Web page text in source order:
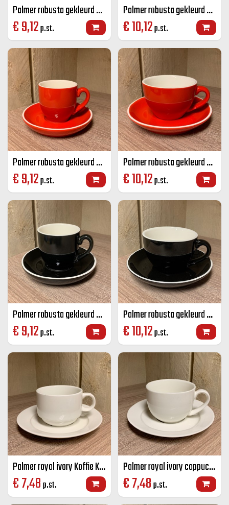
Palmer robusta gekleurd koffie K+S grijs 14 CL
€9,12p.st.
Palmer robusta gekleurd cappuccino K+S grijs 18 CL
€10,12p.st.
Palmer robusta gekleurd koffie K+S rood 14 CL
€9,12p.st.
Palmer robusta gekleurd cappuccino K+S rood 18 CL
€10,12p.st.
Palmer robusta gekleurd koffie K+S zwart 14 CL
€9,12p.st.
Palmer robusta gekleurd cappuccino K+S zwart 18 CL
€10,12p.st.
Palmer royal ivory Koffie K+S stapelbaar ivoor 17,5 cl
€7,48p.st.
Palmer royal ivory cappuccino K+S ivoor 17,5 cl
€7,48p.st.